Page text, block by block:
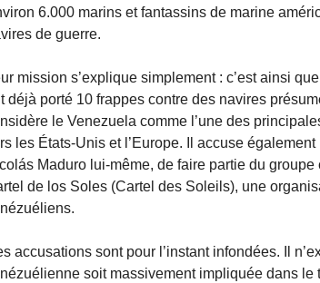
6.000 marins et fantassins de marine
de guerre.
mission s’explique simplement : c’est ainsi
déjà porté 10 frappes contre des navires
le Venezuela comme l’une des
les États-Unis et l’Europe. Il accuse
Maduro lui-même, de faire partie du
de los Soles (Cartel des Soleils), une
accusations sont pour l’instant infondées. Il
soit massivement impliquée dans le